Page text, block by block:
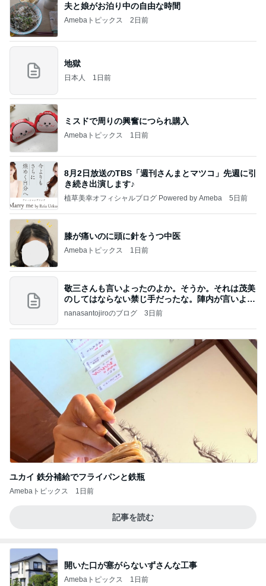
夫と娘がお泊り中の自由な時間
Amebaトピックス 2日前
地獄
日本人 1日前
ミスドで周りの興奮につられ購入
Amebaトピックス 1日前
8月2日放送のTBS「週刊さんまとマツコ」先週に引
き続き出演します♪
植草美幸オフィシャルブログ Powered by Ameba 5日前
膝が痛いのに頭に針をうつ中医
Amebaトピックス 1日前
敬三さんも言いよったのよか。そうか。それは茂美
のしてはならない禁じ手だったな。陣内が言いよる
のよ
nanasantojiroのブログ 3日前
ユカイ 鉄分補給でフライパンと鉄瓶
Amebaトピックス 1日前
記事を読む
開いた口が塞がらないずさんな工事
Amebaトピックス 1日前